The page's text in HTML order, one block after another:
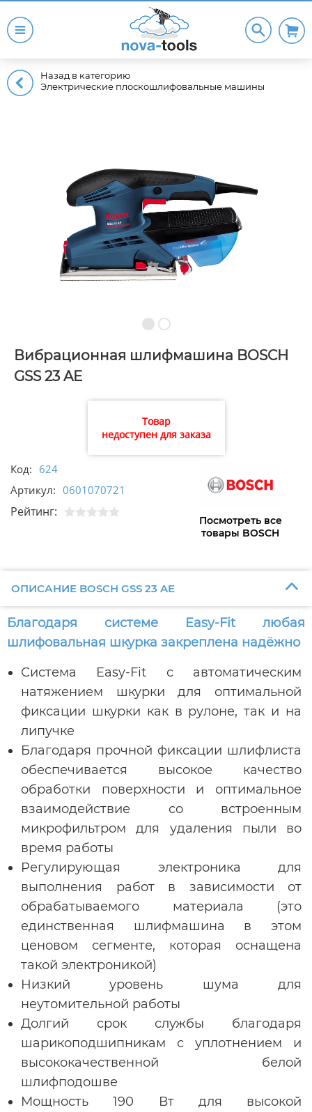
Назад в категорию
Электрические плоскошлифовальные машины
Вибрационная шлифмашина BOSCH
GSS 23 AE
Товар
недоступен для заказа
Код: 624
Артикул: 0601070721
Рейтинг:
Посмотреть все
товары BOSCH
ОПИСАНИЕ BOSCH GSS 23 AE
Благодаря системе Easy-Fit любая
шлифовальная шкурка закреплена надёжно
Система Easy-Fit с автоматическим
натяжением шкурки для оптимальной
фиксации шкурки как в рулоне, так и на
липучке
Благодаря прочной фиксации шлифлиста
обеспечивается высокое качество
обработки поверхности и оптимальное
взаимодействие со встроенным
микрофильтром для удаления пыли во
время работы
Регулирующая электроника для
выполнения работ в зависимости от
обрабатываемого материала (это
единственная шлифмашина в этом
ценовом сегменте, которая оснащена
такой электроникой)
Низкий уровень шума для
неутомительной работы
Долгий срок службы благодаря
шарикоподшипникам с уплотнением и
высококачественной белой
шлифподошве
Мощность 190 Вт для высокой